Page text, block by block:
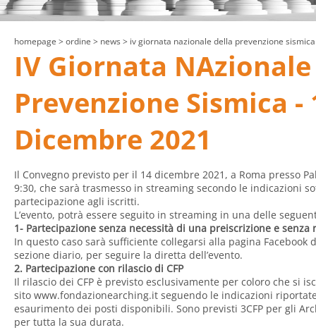
homepage > ordine > news > iv giornata nazionale della prevenzione
IV Giornata
Prevenzione Sismica -
Dicembre 2021
Il Convegno previsto per il 14 dicembre 2021, a Roma presso
9:30, che sarà trasmesso in streaming secondo le indicazioni
partecipazione agli iscritti.
L’evento, potrà essere seguito in streaming in una delle
1- Partecipazione senza necessità di una preiscrizione e senza
In questo caso sarà sufficiente collegarsi alla pagina Facebook
sezione diario, per seguire la diretta dell’evento.
2. Partecipazione con rilascio di CFP
Il rilascio dei CFP è previsto esclusivamente per coloro che si
sito www.fondazionearching.it seguendo le indicazioni
esaurimento dei posti disponibili. Sono previsti 3CFP per gli
per tutta la sua durata.